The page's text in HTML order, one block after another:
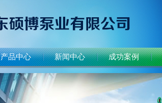
产品中心 新闻中心 成功案例